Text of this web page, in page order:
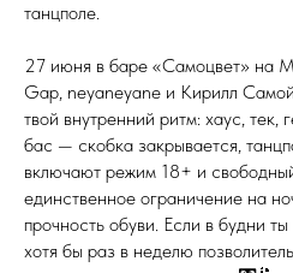
танцполе.
27 июня в баре «Самоцвет» на
Gap, neyaneyane и Кирилл
твой внутренний ритм: хаус, тек,
бас — скобка закрывается,
включают режим 18+ и
единственное ограничение на
прочность обуви. Если в будни
хотя бы раз в неделю